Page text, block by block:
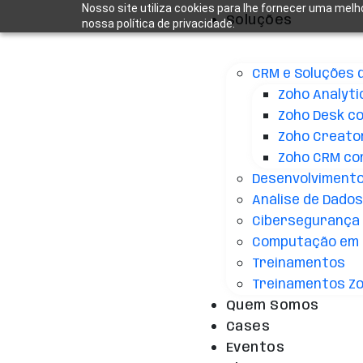
Nosso site utiliza cookies para lhe fornecer uma
nossa política de privacidade.Soluções
CRM e Soluções
Zoho
Zoho Desk
Zoho
Zoho CRM
Análise de
Cibersegurança
Computação
Treinamentos
Treinamentos
Quem Somos
Cases
Eventos